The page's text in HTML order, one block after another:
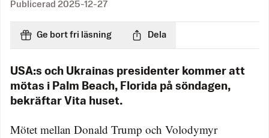
Publicerad 2025-12-27
Ge bort fri läsning Dela
USA:s och Ukrainas presidenter kommer att
mötas i Palm Beach, Florida på söndagen,
bekräftar Vita huset.
Mötet mellan Donald Trump och Volodymyr